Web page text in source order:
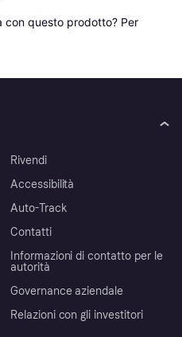
con questo prodotto? Per
Rivendi
Accessibilità
Auto-Track
Contatti
Informazioni di contatto per le
autorità
Governance aziendale
Relazioni con gli investitori